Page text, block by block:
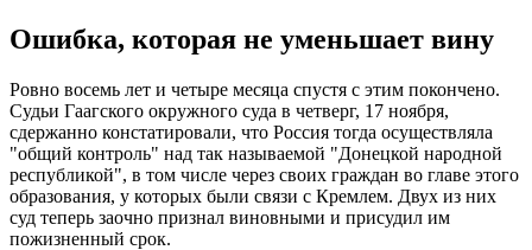
Ошибка, которая не уменьшает вину
Ровно восемь лет и четыре месяца спустя с этим покончено.
Судьи Гаагского окружного суда в четверг, 17 ноября,
сдержанно констатировали, что Россия тогда осуществляла
"общий контроль" над так называемой "Донецкой народной
республикой", в том числе через своих граждан во главе этого
образования, у которых были связи с Кремлем. Двух из них
суд теперь заочно признал виновными и присудил им
пожизненный срок.